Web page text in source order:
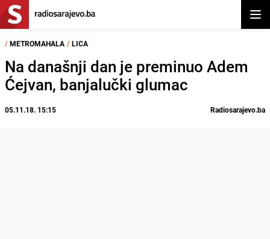
/ METROMAHALA / LICA
Na današnji dan je preminuo Adem
Ćejvan, banjalučki glumac
05.11.18. 15:15 Radiosarajevo.ba